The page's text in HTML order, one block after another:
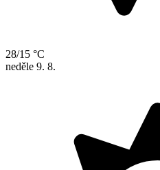
28/15 °C
neděle 9. 8.